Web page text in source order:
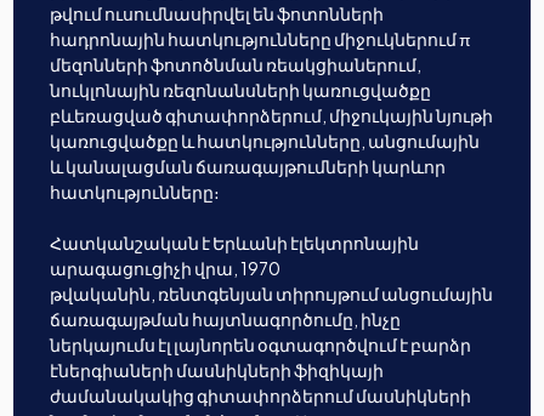
թվում ուսումնասիրվել են ֆոտոնների
հադրոնային հատկությունները միջուկներում π
մեզոնների ֆոտոծնման ռեակցիաներում,
նուկլոնային ռեզոնանսների կառուցվածքը
բևեռացված գիտափորձերում, միջուկային նյութի
կառուցվածքը և հատկությունները, անցումային
և կանալացման ճառագայթումների կարևոր
հատկությունները։
Հատկանշական է Երևանի էլեկտրոնային
արագացուցիչի վրա, 1970
թվականին, ռենտգենյան տիրույթում անցումային
ճառագայթման հայտնագործումը, ինչը
ներկայումս էլ լայնորեն օգտագործվում է բարձր
էներգիաների մասնիկների ֆիզիկայի
ժամանակակից գիտափորձերում մասնիկների